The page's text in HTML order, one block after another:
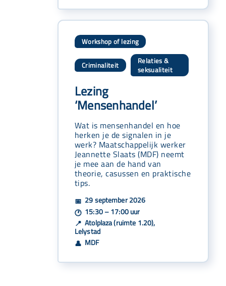
Workshop of lezing
Criminaliteit
Relaties &
seksualiteit
Lezing
‘Mensenhandel’
Wat is mensenhandel en hoe
herken je de signalen in je
werk? Maatschappelijk werker
Jeannette Slaats (MDF) neemt
je mee aan de hand van
theorie, casussen en praktische
tips.
📅 29 september 2026
🕐 15:30 – 17:00 uur
📍 Atolplaza (ruimte 1.20),
Lelystad
👤 MDF